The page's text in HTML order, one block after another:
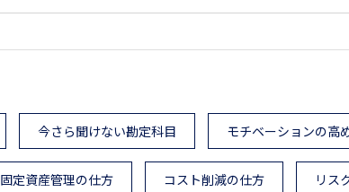
今さら聞けない勘定科目 モチベーションの高
固定資産管理の仕方 コスト削減の仕方 リス